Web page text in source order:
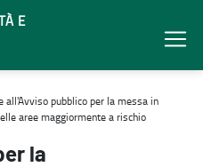
E
all'Avviso pubblico per
all'Avviso pubblico per la messa in
aree maggiormente a rischio
la